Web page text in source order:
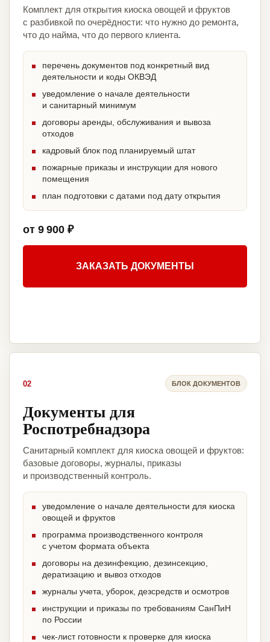
Комплект для открытия киоска овощей и фруктов
с разбивкой по очерёдности: что нужно до ремонта,
что до найма, что до первого клиента.
перечень документов под конкретный вид
деятельности и коды ОКВЭД
уведомление о начале деятельности
и санитарный минимум
договоры аренды, обслуживания и вывоза
отходов
кадровый блок под планируемый штат
пожарные приказы и инструкции для нового
помещения
план подготовки с датами под дату открытия
от 9 900 ₽
ЗАКАЗАТЬ ДОКУМЕНТЫ
02 БЛОК ДОКУМЕНТОВ
Документы для
Роспотребнадзора
Санитарный комплект для киоска овощей и фруктов:
базовые договоры, журналы, приказы
и производственный контроль.
уведомление о начале деятельности для киоска
овощей и фруктов
программа производственного контроля
с учетом формата объекта
договоры на дезинфекцию, дезинсекцию,
дератизацию и вывоз отходов
журналы учета, уборок, дезсредств и осмотров
инструкции и приказы по требованиям СанПиН
по России
чек-лист готовности к проверке для киоска